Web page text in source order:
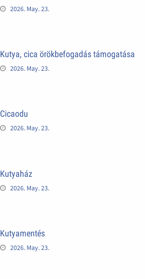
2026. May. 23.
Kutya, cica örökbefogadás támogatása
2026. May. 23.
Cicaodu
2026. May. 23.
Kutyaház
2026. May. 23.
Kutyamentés
2026. May. 23.